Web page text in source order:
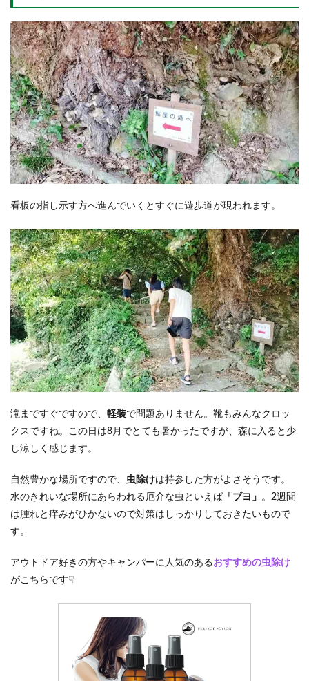
看板の指し示す方へ進んでいくとすぐに遊歩道が現われます。
滝まですぐですので、 軽装で問題ありません。靴もみんなクロッ
クスですね。この日は8月でとても暑かったですが、森に入ると少
し涼しく感じます。
自然豊かな場所ですので、 虫除けは持参した方がよさそうです。
水のきれいな場所にあらわれる厄介な虫といえば「ブヨ」
。2週間
は腫れと痒みがひかないので対策はしっかりしておきたいもので
す。
アウトドア好きの方やキャンパーに人気のあるおすすめの虫除け
がこちらです☟